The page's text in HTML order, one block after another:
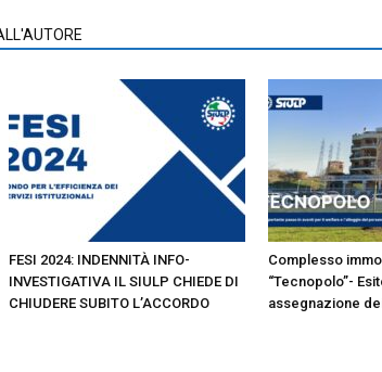
FESI 2024: INDENNITÀ INFO-
INVESTIGATIVA IL SIULP CHIEDE DI
CHIUDERE SUBITO L’ACCORDO
Complesso
“Tecnopolo”-
assegnazione